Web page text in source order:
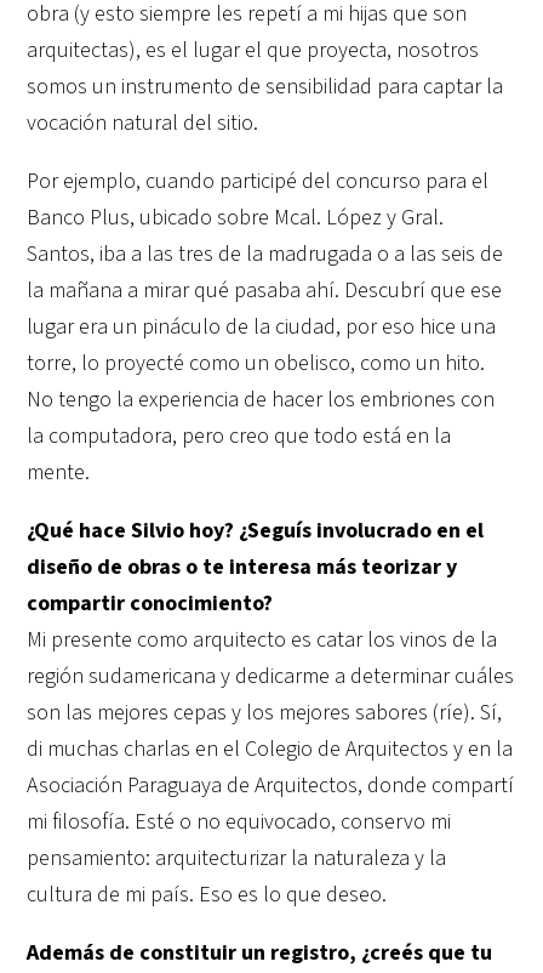
obra (y esto siempre les repetí a mi hijas que son
arquitectas), es el lugar el que proyecta, nosotros
somos un instrumento de sensibilidad para captar la
vocación natural del sitio.
Por ejemplo, cuando participé del concurso para el
Banco Plus, ubicado sobre Mcal. López y Gral.
Santos, iba a las tres de la madrugada o a las seis de
la mañana a mirar qué pasaba ahí. Descubrí que ese
lugar era un pináculo de la ciudad, por eso hice una
torre, lo proyecté como un obelisco, como un hito.
No tengo la experiencia de hacer los embriones con
la computadora, pero creo que todo está en la
mente.
¿Qué hace Silvio hoy? ¿Seguís involucrado en el
diseño de obras o te interesa más teorizar y
compartir conocimiento?
Mi presente como arquitecto es catar los vinos de la
región sudamericana y dedicarme a determinar cuáles
son las mejores cepas y los mejores sabores (ríe). Sí,
di muchas charlas en el Colegio de Arquitectos y en la
Asociación Paraguaya de Arquitectos, donde compartí
mi filosofía. Esté o no equivocado, conservo mi
pensamiento: arquitecturizar la naturaleza y la
cultura de mi país. Eso es lo que deseo.
Además de constituir un registro, ¿creés que tu